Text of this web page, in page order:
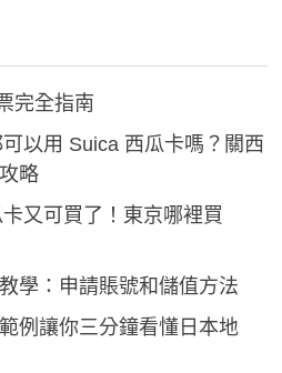
完全指南
以用 Suica 西瓜卡嗎？關西
略
卡又可買了！東京哪裡買
學：申請賬號和儲值方法
例讓你三分鐘看懂日本地